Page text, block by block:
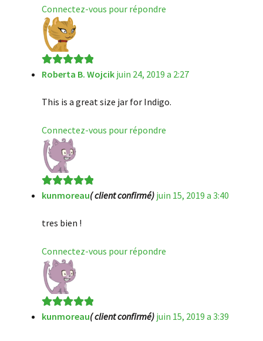
Connectez-vous pour répondre
Note5sur 5
Roberta B. Wojcik juin 24, 2019 a 2:27
This is a great size jar for Indigo.
Connectez-vous pour répondre
Note5sur 5
kunmoreau( client confirmé) juin 15, 2019 a 3:40
tres bien !
Connectez-vous pour répondre
Note5sur 5
kunmoreau( client confirmé) juin 15, 2019 a 3:39